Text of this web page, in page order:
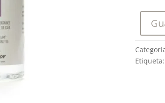
Lamp
White
Musk
500
ml.
Etiqueta: